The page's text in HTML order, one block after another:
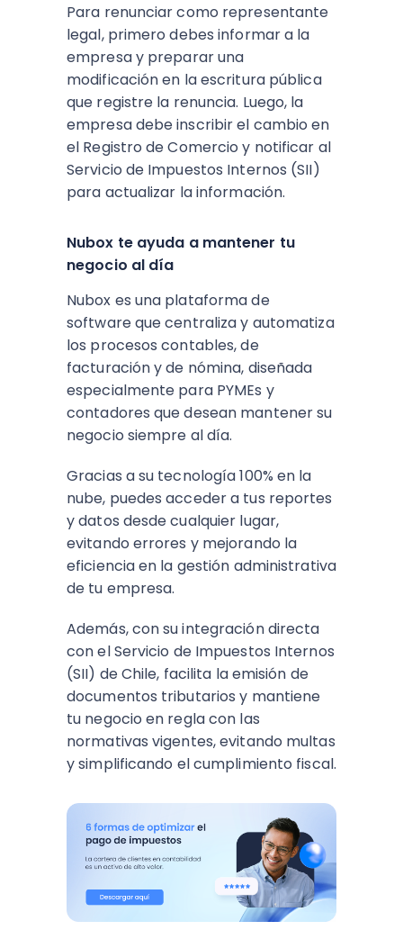
Para renunciar como representante
legal, primero debes informar a la
empresa y preparar una
modificación en la escritura pública
que registre la renuncia. Luego, la
empresa debe inscribir el cambio en
el Registro de Comercio y notificar al
Servicio de Impuestos Internos (SII)
para actualizar la información.
Nubox te ayuda a mantener tu
negocio al día
Nubox es una plataforma de
software que centraliza y automatiza
los procesos contables, de
facturación y de nómina, diseñada
especialmente para PYMEs y
contadores que desean mantener su
negocio siempre al día.
Gracias a su tecnología 100% en la
nube, puedes acceder a tus reportes
y datos desde cualquier lugar,
evitando errores y mejorando la
eficiencia en la gestión administrativa
de tu empresa.
Además, con su integración directa
con el Servicio de Impuestos Internos
(SII) de Chile, facilita la emisión de
documentos tributarios y mantiene
tu negocio en regla con las
normativas vigentes, evitando multas
y simplificando el cumplimiento fiscal.